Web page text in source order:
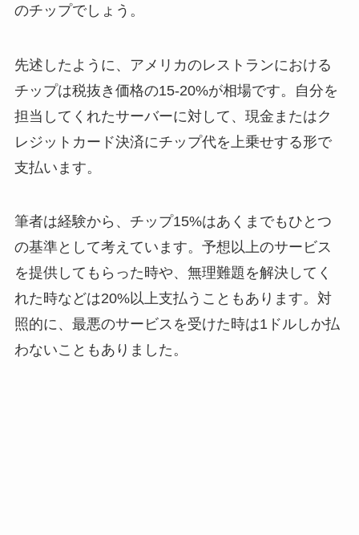
のチップでしょう。
先述したように、アメリカのレストランにおける
チップは税抜き価格の15-20%が相場です。自分を
担当してくれたサーバーに対して、現金またはク
レジットカード決済にチップ代を上乗せする形で
支払います。
筆者は経験から、チップ15%はあくまでもひとつ
の基準として考えています。予想以上のサービス
を提供してもらった時や、無理難題を解決してく
れた時などは20%以上支払うこともあります。対
照的に、最悪のサービスを受けた時は1ドルしか払
わないこともありました。